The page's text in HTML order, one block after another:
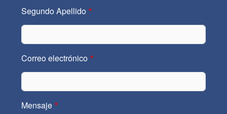
Segundo Apellido
Correo electrónico
Mensaje